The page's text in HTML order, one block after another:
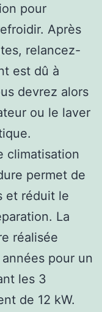
pour
Après
relancez-
est dû à
devrez alors
ou le laver
climatisation
permet de
et réduit le
La
réalisée
pour un
les 3
de 12 kW.